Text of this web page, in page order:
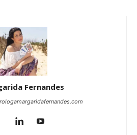
Fernandes